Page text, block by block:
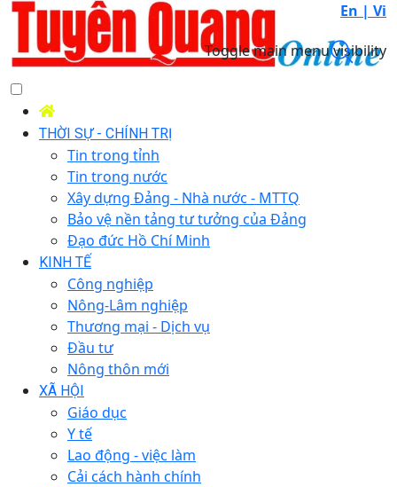
En | Vi
Toggle main menu visibility
THỜI SỰ - CHÍNH TRỊ
Tin trong tỉnh
Tin trong nước
Xây dựng Đảng - Nhà nước - MTTQ
Bảo vệ nền tảng tư tưởng của Đảng
Đạo đức Hồ Chí Minh
KINH TẾ
Công nghiệp
Nông-Lâm nghiệp
Thương mại - Dịch vụ
Đầu tư
Nông thôn mới
XÃ HỘI
Giáo dục
Y tế
Lao động - việc làm
Cải cách hành chính